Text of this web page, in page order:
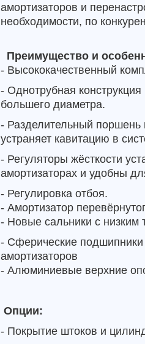
амортизаторов и
необходимости, по
Преимущество и
- Высококачественный
- Однотрубная
большего диаметра.
- Разделительный поршень
устраняет кавитацию в
- Регуляторы жёсткости
амортизаторах и удобны
- Регулировка отбоя.
- Амортизатор
- Новые сальники с низким
- Сферические подшипники
амортизаторов
- Алюминиевые верхние
Опции:
- Покрытие штоков и